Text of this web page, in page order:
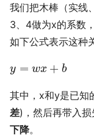
我们把木棒（实线
3、4做为x的系数
如下公式表示这种
y = wx + b
y wx+ b
其中，x和y是已知
差)，然后再带入
下降。